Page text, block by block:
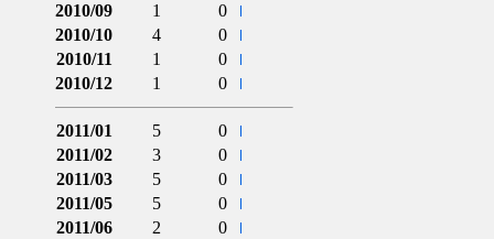
2010/09
1
0
2010/10
4
0
2010/11
1
0
2010/12
1 0
2011/01 5
0
2011/02
3
0
2011/03
5
0
2011/05
5
0
2011/06
2
0